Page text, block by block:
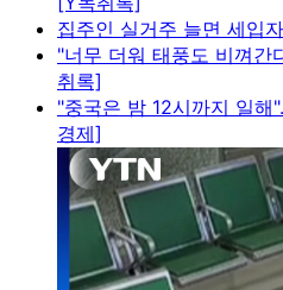
집주인 실거주 늘면 세입
"너무 더워 태풍도 비껴간
취록]
"중국은 밤 12시까지 일
경제]